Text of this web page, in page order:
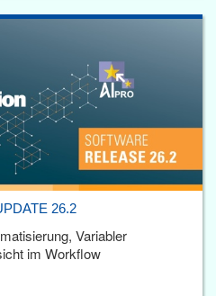
26.2
Variabler
im Workflow